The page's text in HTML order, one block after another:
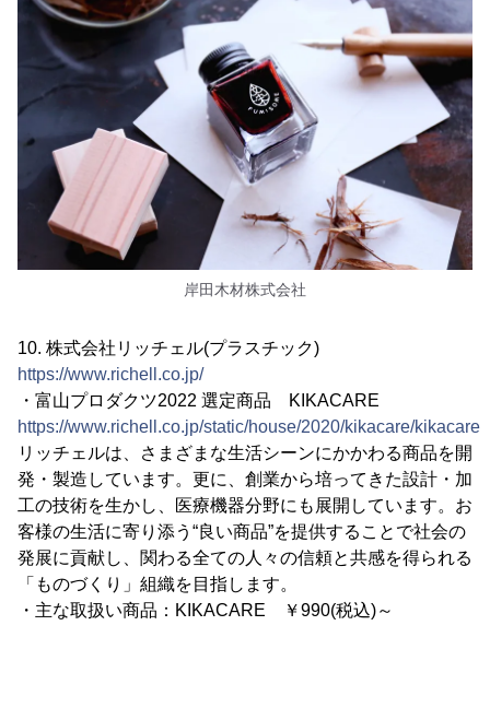
岸田木材株式会社
10. 株式会社リッチェル(プラスチック)
https://www.richell.co.jp/
・富山プロダクツ2022 選定商品 KIKACARE
https://www.richell.co.jp/static/house/2020/kikacare/
リッチェルは、さまざまな生活シーンにかかわる商品を開
発・製造しています。更に、創業から培ってきた設計・加
工の技術を生かし、医療機器分野にも展開しています。お
客様の生活に寄り添う“良い商品”を提供することで社会の
発展に貢献し、関わる全ての人々の信頼と共感を得られる
「ものづくり」組織を目指します。
・主な取扱い商品：KIKACARE ￥990(税込)～